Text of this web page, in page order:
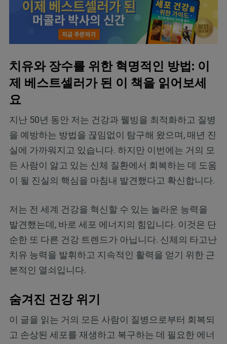
치유와 장수를 위한 혁명적인 방법: 이
제 베스트셀러가 된 이 책을 읽어보세
요
지난 50년 동안 저는 건강과 웰빙을 최적화하고 질병
을 예방하는 방법을 끊임없이 탐구해 왔으며, 매년 진
실에 가까워지고 있습니다. 하지만 이번에는 거의 모
든 사람이 앓고 있는 신체 질환에서 회복하는 데 도움
이 될 진실의 핵심을 마침내 발견했다고 확신합니다.
저는 전 세계 건강을 혁신할 수 있는 놀라운 능력을
발견했는데, 바로 세포 에너지의 힘입니다. 이것은 단
순한 또 다른 건강 트렌드가 아닙니다. 신체의 타고난
치유 능력을 발휘하고 지속적인 활력을 얻기 위한 근
본적인 열쇠입니다.
숨겨진 건강 위기
이 글을 읽는 거의 모든 사람이 질병으로부터 회복되
고 손상된 세포를 재생하고 복구하는 데 필요한 에너